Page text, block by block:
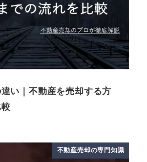
い｜不動産を売却する方
不動産売却の専門知識